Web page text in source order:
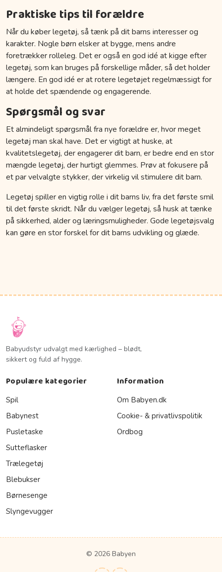
Praktiske tips til forældre
Når du køber legetøj, så tænk på dit barns interesser og
karakter. Nogle børn elsker at bygge, mens andre
foretrækker rolleleg. Det er også en god idé at kigge efter
legetøj, som kan bruges på forskellige måder, så det holder
længere. En god idé er at rotere legetøjet regelmæssigt for
at holde det spændende og engagerende.
Spørgsmål og svar
Et almindeligt spørgsmål fra nye forældre er, hvor meget
legetøj man skal have. Det er vigtigt at huske, at
kvalitetslegetøj, der engagerer dit barn, er bedre end en stor
mængde legetøj, der hurtigt glemmes. Prøv at fokusere på
et par velvalgte stykker, der virkelig vil stimulere dit barn.
Legetøj spiller en vigtig rolle i dit barns liv, fra det første smil
til det første skridt. Når du vælger legetøj, så husk at tænke
på sikkerhed, alder og læringsmuligheder. Gode legetøjsvalg
kan gøre en stor forskel for dit barns udvikling og glæde.
Babyudstyr udvalgt med kærlighed – blødt,
sikkert og fuld af hygge.
Populære kategorier
Spil
Babynest
Pusletaske
Sutteflasker
Trælegetøj
Blebukser
Børnesenge
Slyngevugger
Information
Om Babyen.dk
Cookie- & privatlivspolitik
Ordbog
© 2026 Babyen